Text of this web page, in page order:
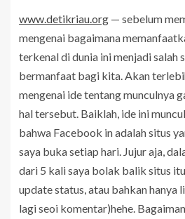
www.detikriau.org — sebelum
mengenai bagaimana
terkenal di dunia ini menjadi salah
bermanfaat bagi kita. Akan
mengenai ide tentang munculnya
hal tersebut. Baiklah, ide ini
bahwa Facebook in adalah situs
saya buka setiap hari. Jujur aja,
dari 5 kali saya bolak balik situs
update status, atau bahkan hanya
lagi seoi komentar)hehe.